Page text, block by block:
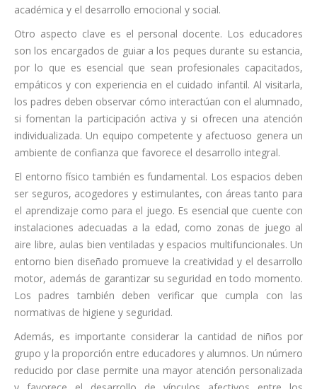
académica y el desarrollo emocional y social.
Otro aspecto clave es el personal docente. Los educadores
son los encargados de guiar a los peques durante su estancia,
por lo que es esencial que sean profesionales capacitados,
empáticos y con experiencia en el cuidado infantil. Al visitarla,
los padres deben observar cómo interactúan con el alumnado,
si fomentan la participación activa y si ofrecen una atención
individualizada. Un equipo competente y afectuoso genera un
ambiente de confianza que favorece el desarrollo integral.
El entorno físico también es fundamental. Los espacios deben
ser seguros, acogedores y estimulantes, con áreas tanto para
el aprendizaje como para el juego. Es esencial que cuente con
instalaciones adecuadas a la edad, como zonas de juego al
aire libre, aulas bien ventiladas y espacios multifuncionales. Un
entorno bien diseñado promueve la creatividad y el desarrollo
motor, además de garantizar su seguridad en todo momento.
Los padres también deben verificar que cumpla con las
normativas de higiene y seguridad.
Además, es importante considerar la cantidad de niños por
grupo y la proporción entre educadores y alumnos. Un número
reducido por clase permite una mayor atención personalizada